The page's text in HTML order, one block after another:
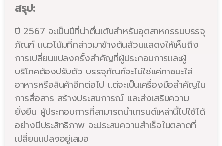
สรุป:
ปี 2567 จะเป็นปีที่น่าตื่นเต้นสำหรับอุตสาหกรรมบรรจุ
ภัณฑ์ แนวโน้มที่กล่าวมาข้างต้นล้วนแสดงให้เห็นถึง
การเปลี่ยนแปลงครั้งสำคัญที่ผู้ประกอบการและผู้
บริโภคต้องปรับตัว บรรจุภัณฑ์จะไม่ใช่แค่ภาชนะใส่
อาหารหรือสินค้าอีกต่อไป แต่จะเป็นเครื่องมือสำคัญใน
การสื่อสาร สร้างประสบการณ์ และส่งเสริมความ
ยั่งยืน ผู้ประกอบการที่สามารถนำเทรนด์เหล่านี้ไปใช้ได้
อย่างมีประสิทธิภาพ จะประสบความสำเร็จในตลาดที่
เปลี่ยนแปลงอยู่เสมอ